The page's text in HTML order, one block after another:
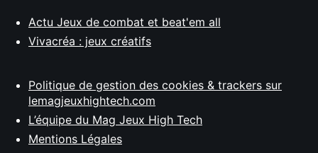
Actu Jeux de combat et beat'em all
Vivacréa : jeux créatifs
Politique de gestion des cookies & trackers sur
lemagjeuxhightech.com
L’équipe du Mag Jeux High Tech
Mentions Légales